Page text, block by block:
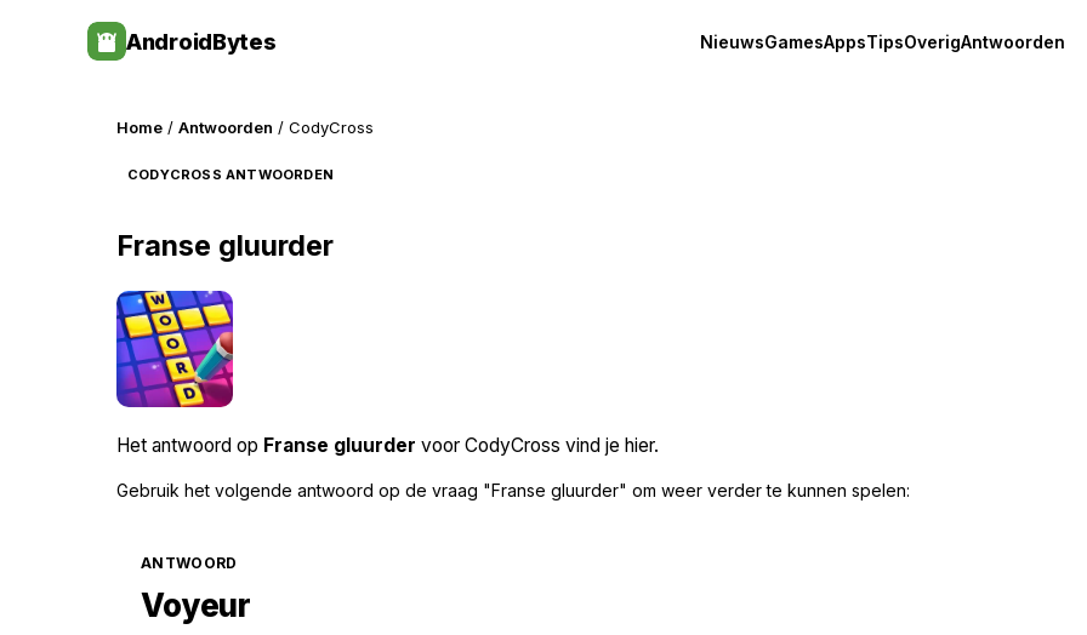
AndroidBytes NieuwsGamesAppsTipsOverigAntwoorden
Home / Antwoorden / CodyCross
CODYCROSS ANTWOORDEN
Franse gluurder
Het antwoord op Franse gluurder voor CodyCross vind je hier.
Gebruik het volgende antwoord op de vraag "Franse gluurder" om weer verder te kunnen spelen:
ANTWOORD
Voyeur